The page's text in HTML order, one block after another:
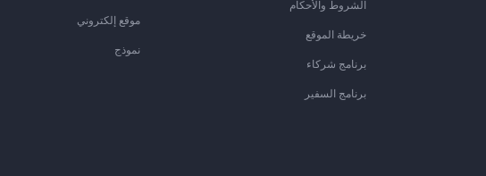
الشروط والأحكام
خريطة الموقع
برنامج شركاء
برنامج السفير
موقع إلكتروني
نموذج